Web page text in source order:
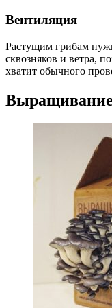
Вентиляция
Растущим грибам
сквозняков и ветра,
хватит обычного